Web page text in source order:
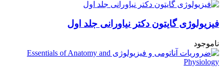
فیزیولوژی گایتون دکتر نیاورانی جلد اول
ناموجود